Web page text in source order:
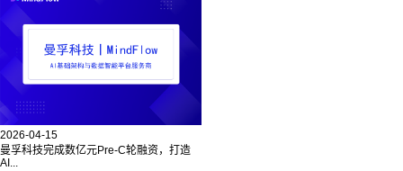
2026-04-15
曼孚科技完成数亿元Pre-C轮融资，打造
AI...